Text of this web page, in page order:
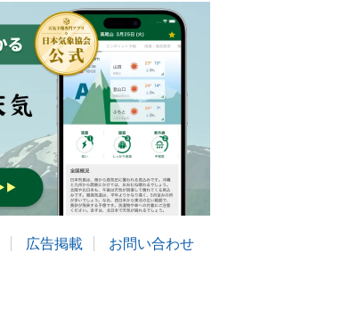
広告掲載 お問い合わせ